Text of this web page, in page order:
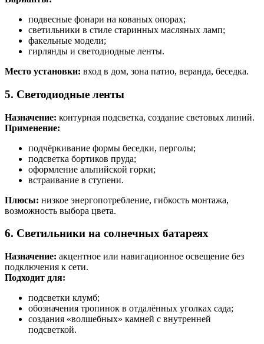
подвесные фонари на кованых опорах;
светильники в стиле старинных масляных ламп;
факельные модели;
гирлянды и светодиодные ленты.
Место установки: вход в дом, зона патио, веранда, беседка.
5. Светодиодные ленты
Назначение: контурная подсветка, создание световых линий.
Применение:
подчёркивание формы беседки, перголы;
подсветка бортиков пруда;
оформление альпийской горки;
встраивание в ступени.
Плюсы: низкое энергопотребление, гибкость монтажа,
возможность выбора цвета.
6. Светильники на солнечных батареях
Назначение: акцентное или навигационное освещение без
подключения к сети.
Подходит для:
подсветки клумб;
обозначения тропинок в отдалённых уголках сада;
создания «волшебных» камней с внутренней
подсветкой.